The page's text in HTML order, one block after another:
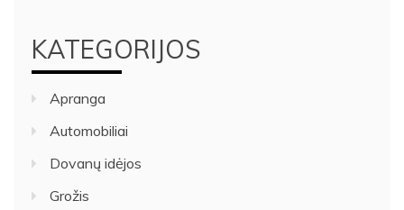
KATEGORIJOS
Apranga
Automobiliai
Dovanų idėjos
Grožis